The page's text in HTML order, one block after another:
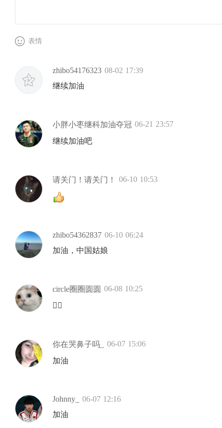
表情
zhibo54176323 08-02 17:39
继续加油
小胖小枣继科加油夺冠 06-21 23:57
继续加油吧
请关门！请关门！ 06-10 10:53
zhibo54362837 06-10 06:24
加油，中国姑娘
circle圈圈圆圆 06-08 10:25
👍🏻
你在哭鼻子吗_
06-07 15:06
加油
Johnny_
06-07 12:16
加油